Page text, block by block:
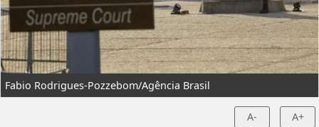
Fabio Rodrigues-Pozzebom/Agência Brasil
A- A+